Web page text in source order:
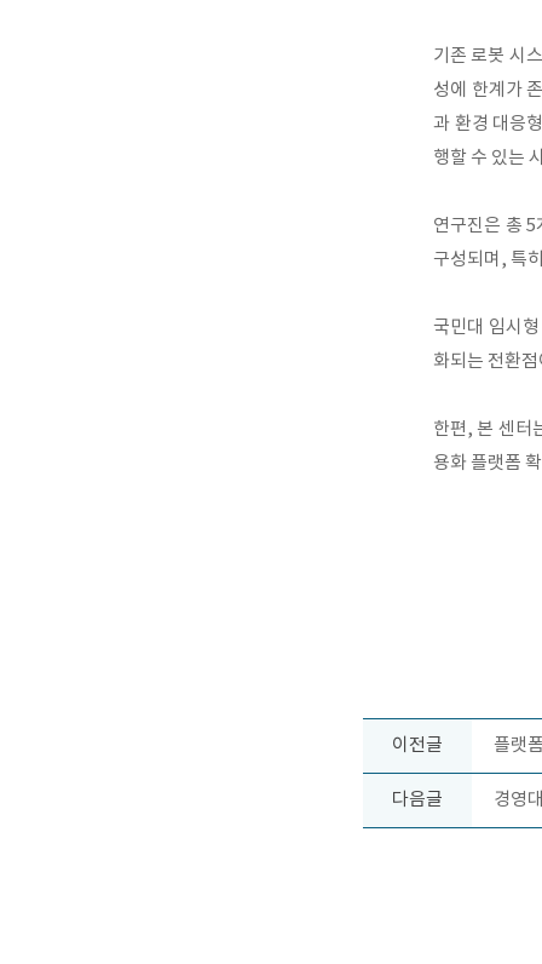
기존 로봇 시
성에 한계가
과 환경 대응
행할 수 있는
연구진은 총
구성되며, 특
국민대 임시
화되는 전환
한편, 본 센터
용화 플랫폼
이전글 플랫
다음글 경영